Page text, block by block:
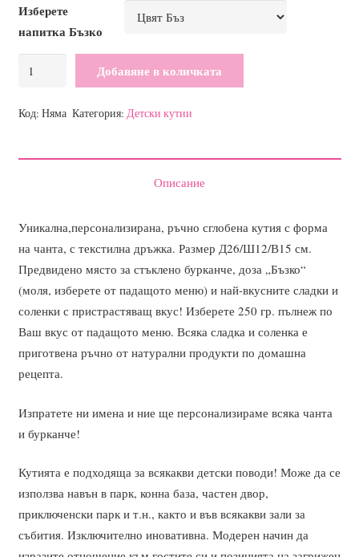
Изберете
напитка Бъзко
Добавяне в количката
Код: Няма Категория: Детски кутии
Описание
Уникална,персонализирана, ръчно сглобена кутия с форма
на чанта, с текстилна дръжка. Размер Д26/Ш12/В15 см.
Предвидено място за стъклено бурканче, доза „Бъзко“
(моля, изберете от падащото меню) и най-вкусните сладки и
соленки с пристрастяващ вкус! Изберете 250 гр. пълнеж по
Ваш вкус от падащото меню. Всяка сладка и соленка е
приготвена ръчно от натурални продукти по домашна
рецепта.
Изпратете ни имена и ние ще персонализираме всяка чанта
и бурканче!
Кутията е подходяща за всякакви детски поводи! Може да се
използва навън в парк, конна база, частен двор,
приключенски парк и т.н., както и във всякакви зали за
събития. Изключително иновативна. Модерен начин да